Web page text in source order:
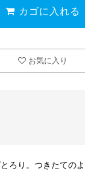
カゴに入れる
お気に入り
ろり。つきたての